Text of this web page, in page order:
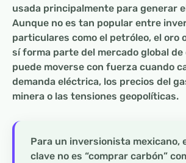
usada principalmente para generar
Aunque no es tan popular entre
particulares como el petróleo, el oro
sí forma parte del mercado global
puede moverse con fuerza cuando
demanda eléctrica, los precios del
minera o las tensiones geopolíticas.
Para un inversionista mexicano,
clave no es “comprar carbón”